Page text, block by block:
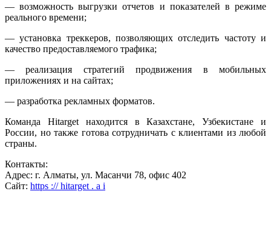
— возможность выгрузки отчетов и показателей в режиме
реального времени;
— установка треккеров, позволяющих отследить частоту и
качество предоставляемого трафика;
— реализация стратегий продвижения в мобильных
приложениях и на сайтах;
— разработка рекламных форматов.
Команда Hitarget находится в Казахстане, Узбекистане и
России, но также готова сотрудничать с клиентами из любой
страны.
Контакты:
Адрес: г. Алматы, ул. Масанчи 78, офис 402
Сайт: https :// hitarget . a i